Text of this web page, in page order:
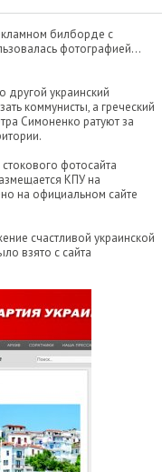
билборде с
фотографией…
украинский
коммунисты, а греческий
Симоненко ратуют за
фотосайта
КПУ на
на официальном сайте
счастливой украинской
взято с сайта